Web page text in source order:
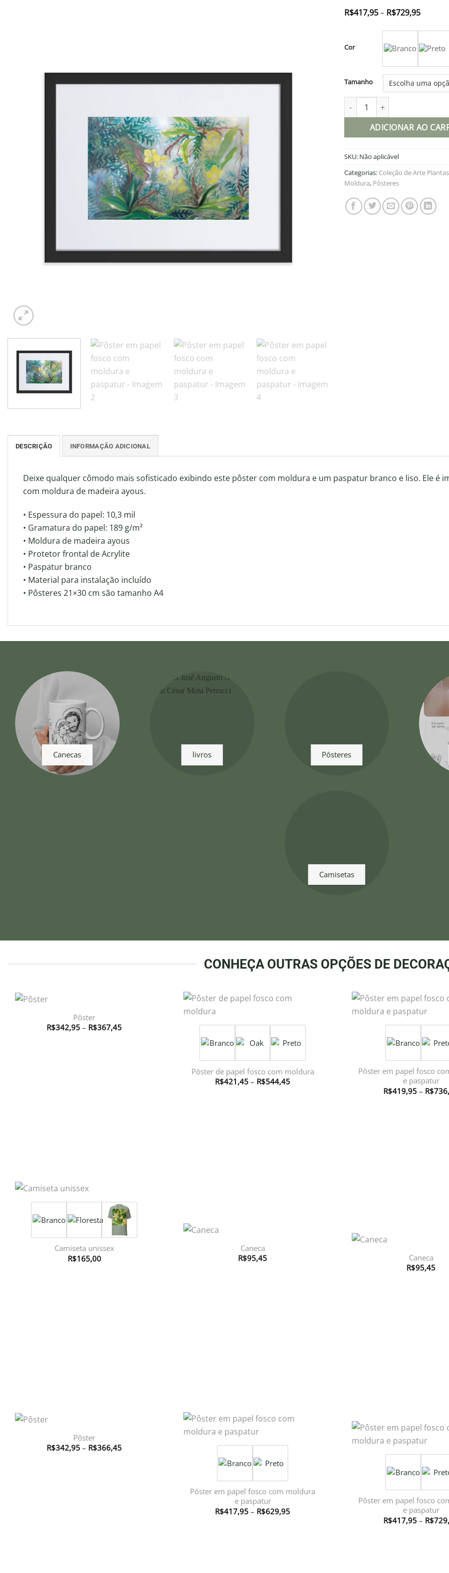
R$417,95– R$729,95Faixa
preço:
através
R$729,95
Cor
Tamanho
ADICIONAR AO
SKU: Não aplicável
Categorias: Coleção de Arte
Moldura, Pôsteres
DESCRIÇÃO INFORMAÇÃO ADICIONAL
Deixe qualquer cômodo mais sofisticado exibindo este pôster com moldura e um paspatur branco e liso. Ele é
com moldura de madeira ayous.
• Espessura do papel: 10,3 mil
• Gramatura do papel: 189 g/m²
• Moldura de madeira ayous
• Protetor frontal de Acrylite
• Paspatur branco
• Material para instalação incluído
• Pôsteres 21×30 cm são tamanho A4
Canecas livros Pôsteres
Camisetas
CONHEÇA OUTRAS OPÇÕES DE
Pôster
R$342,95 – R$367,45Faixa
Pôster de papel fosco com moldura
R$421,45 – R$544,45Faixa
Pôster em papel fosco
e paspatur
R$419,95 – R$
Camiseta unissex
R$165,00
Caneca
R$95,45
Caneca
R$95,45
Pôster
R$342,95 – R$366,45Faixa
Pôster em papel fosco com moldura
e paspatur
R$417,95 – R$629,95Faixa
Pôster em papel fosco
e paspatur
R$417,95 – R$